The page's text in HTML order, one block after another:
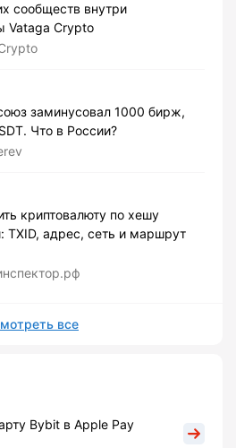
сообществ внутри
Vataga Crypto
заминусовал 1000 бирж,
Что в России?
криптовалюту по хешу
TXID, адрес, сеть и маршрут
все
Bybit в Apple Pay